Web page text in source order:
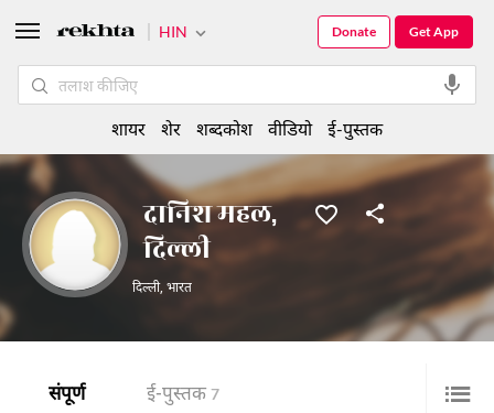
दानिश महल,
दिल्ली
दिल्ली, भारत
संपूर्ण ई-पुस्तक 7
HIN Get App
Donate
शायर शेर शब्दकोश वीडियो ई-पुस्तक